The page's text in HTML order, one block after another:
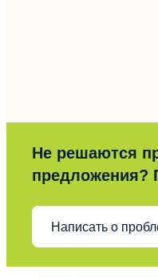
Не решаются
предложения?
Написать о